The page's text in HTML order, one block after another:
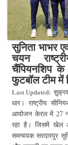
सुनिता भाभर
चयन
चैंपियनशिप के
फुटबॉल टीम में
Last Updated:
धार। राष्ट्रीय
आयोजन केरल में 27
रहा है। जिसमें खेल
समन्वयक सरदारपुर